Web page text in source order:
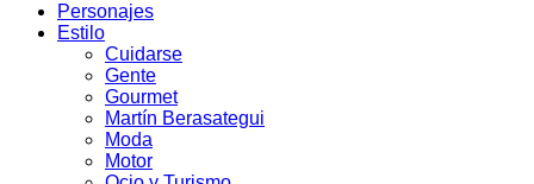
Personajes
Estilo
Cuidarse
Gente
Gourmet
Martín Berasategui
Moda
Motor